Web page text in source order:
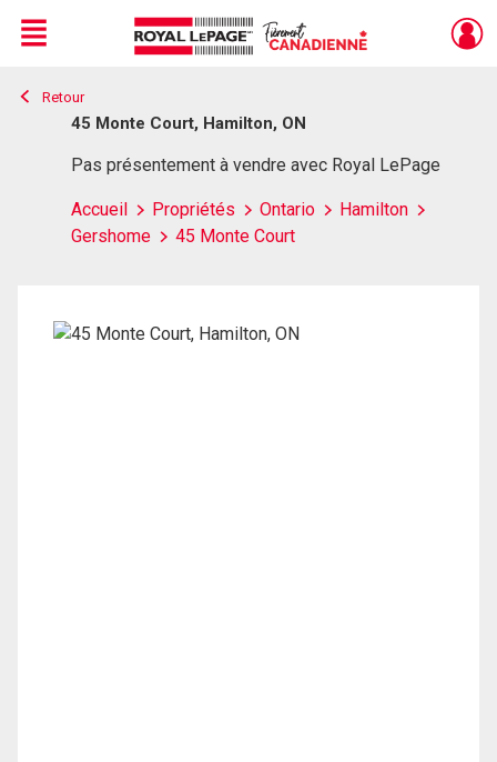
Live
En Direct
Menu
Retour
45 Monte Court, Hamilton, ON
Pas présentement à vendre avec Royal LePage
Accueil Propriétés Ontario
Hamilton
Gershome
45 Monte Court